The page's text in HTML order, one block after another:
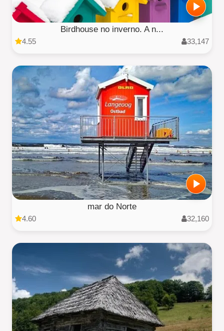
Birdhouse no inverno. A n...
4.55 33,147
mar do Norte
4.60 32,160